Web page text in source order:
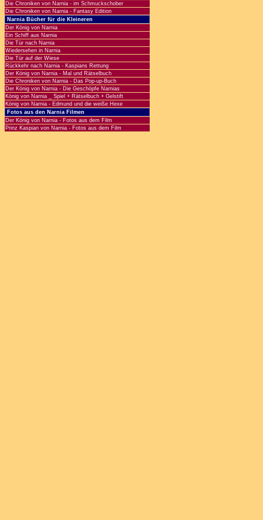
Die Chroniken von Narnia - im Schmuckschober
Die Chroniken von Narnia - Fantasy Edition
Narnia Bücher für die Kleineren
Der König von Narnia
Ein Schiff aus Narnia
Die Tür nach Narnia
Wiedersehen in Narnia
Die Tür auf der Wiese
Rückkehr nach Narnia - Kaspians Rettung
Der König von Narnia - Mal und Rätselbuch
Die Chroniken von Narnia - Das Pop-up-Buch
Der König von Narnia - Die Geschöpfe Narnias
König von Narnia _ Spiel + Rätselbuch + Gelstift
König von Narnia - Edmund und die weiße Hexe
Fotos aus den Narnia Filmen
Der König von Narnia - Fotos aus dem Film
Prinz Kaspian von Narnia - Fotos aus dem Film